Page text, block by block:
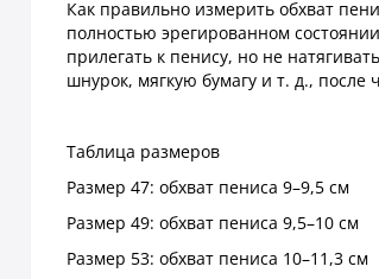
Как правильно измерить обхват
полностью эрегированном
прилегать к пенису, но не
шнурок, мягкую бумагу и т. д.,
Таблица размеров
Размер 47: обхват пениса 9–9,5 см
Размер 49: обхват пениса 9,5–10 см
Размер 53: обхват пениса 10–11,3 см